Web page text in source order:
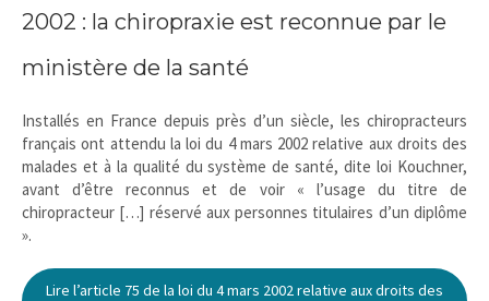
2002 : la chiropraxie est reconnue par le
ministère de la santé
Installés en France depuis près d’un siècle, les chiropracteurs
français ont attendu la loi du 4 mars 2002 relative aux droits des
malades et à la qualité du système de santé, dite loi Kouchner,
avant d’être reconnus et de voir « l’usage du titre de
chiropracteur […] réservé aux personnes titulaires d’un diplôme
».
Lire l’article 75 de la loi du 4 mars 2002 relative aux droits des